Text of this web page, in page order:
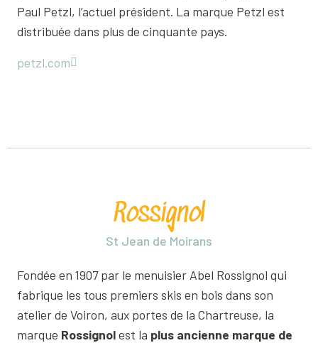
Paul Petzl, l’actuel président. La marque Petzl est
distribuée dans plus de cinquante pays.
petzl.com
Rossignol
St Jean de Moirans
Fondée en 1907 par le menuisier Abel Rossignol qui
fabrique les tous premiers skis en bois dans son
atelier de Voiron, aux portes de la Chartreuse, la
marque Rossignolest la plus ancienne marque de